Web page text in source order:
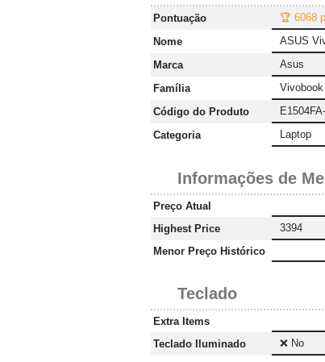
Pontuação
🏆 6068
Nome
ASUS
Marca
Asus
Família
Código do Produto
Categoria
Laptop
Informações de
Preço Atual
Highest Price
3394
Menor Preço Histórico
Teclado
Extra Items
Teclado Iluminado
❌ No